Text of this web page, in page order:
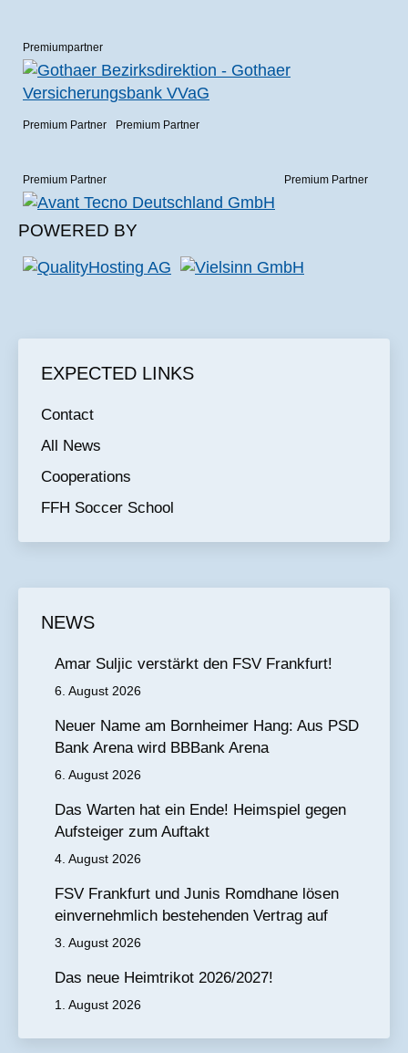
Premiumpartner
Premium Partner Premium Partner
Premium Partner Premium Partner
POWERED BY
EXPECTED LINKS
Contact
All News
Cooperations
FFH Soccer School
NEWS
Amar Suljic verstärkt den FSV Frankfurt!
6. August 2026
Neuer Name am Bornheimer Hang: Aus PSD
Bank Arena wird BBBank Arena
6. August 2026
Das Warten hat ein Ende! Heimspiel gegen
Aufsteiger zum Auftakt
4. August 2026
FSV Frankfurt und Junis Romdhane lösen
einvernehmlich bestehenden Vertrag auf
3. August 2026
Das neue Heimtrikot 2026/2027!
1. August 2026